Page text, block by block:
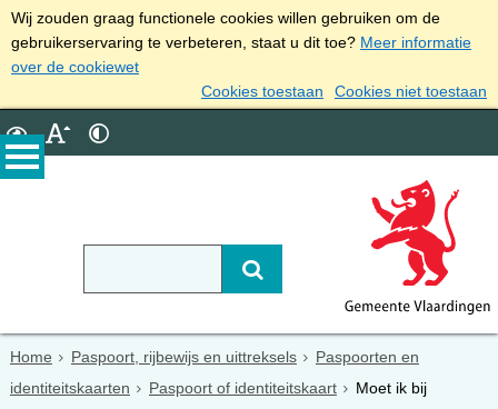
Wij zouden graag functionele cookies willen gebruiken om de
gebruikerservaring te verbeteren, staat u dit toe? Meer informatie
over de cookiewet
Cookies toestaan
Cookies niet toestaan
Home Paspoort, rijbewijs en uittreksels
Paspoorten en
identiteitskaarten
Paspoort of identiteitskaart
Moet ik bij